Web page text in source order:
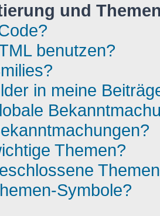
und
benutzen?
in meine
Themen?
Symbole?